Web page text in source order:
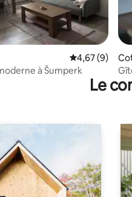
Évaluation
4,67 (9)
à Šumperk
Le